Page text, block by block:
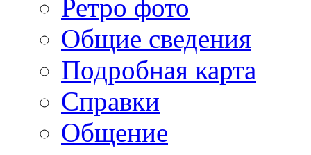
Ретро фото
Общие сведения
Подробная карта
Справки
Общение